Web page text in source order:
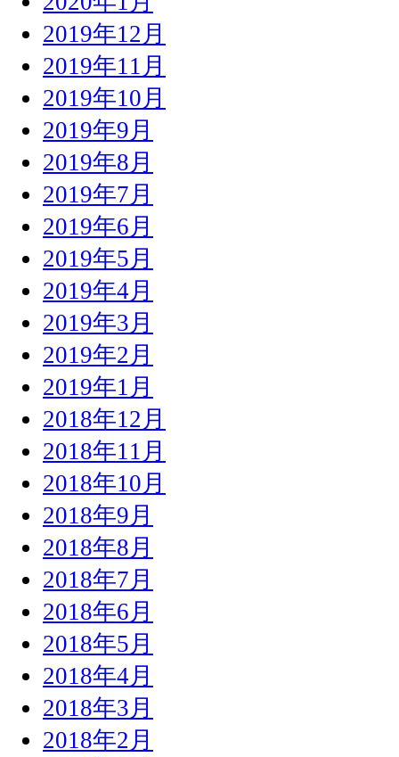
2019年12月
2019年11月
2019年10月
2019年9月
2019年8月
2019年7月
2019年6月
2019年5月
2019年4月
2019年3月
2019年2月
2019年1月
2018年12月
2018年11月
2018年10月
2018年9月
2018年8月
2018年7月
2018年6月
2018年5月
2018年4月
2018年3月
2018年2月